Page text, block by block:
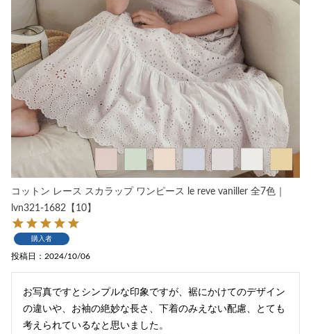
コットン レース スカラップ ワンピース le reve vaniller 全7色｜
lvn321-1682【10】
購入者
投稿日 2024/10/06
お写真ですとシンプルな印象ですが、裾にかけてのデザイン
の違いや、お袖の絶妙な長さ、下着のみえない配慮、とても
考えられているなと思いました。